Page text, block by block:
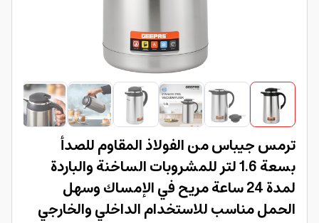
ترمس جيباس من الفولاذ المقاوم للصدأ
بسعة 1.6 لتر للمشروبات الساخنة والباردة
لمدة 24 ساعة مريح في الإمساك وسهل
الحمل مناسب للاستخدام الداخلي والخارجي